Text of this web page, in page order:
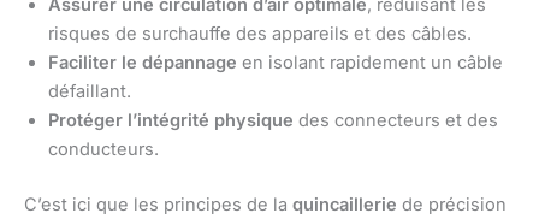
Assurer une circulation d’air optimale, réduisant les
risques de surchauffe des appareils et des câbles.
Faciliter le dépannage en isolant rapidement un câble
défaillant.
Protéger l’intégrité physique des connecteurs et des
conducteurs.
C’est ici que les principes de la quincaillerie de précision